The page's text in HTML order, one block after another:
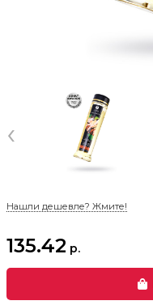
‹
Нашли дешевле? Жмите!
135.42 р.